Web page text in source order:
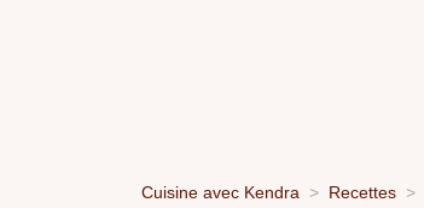
Cuisine avec Kendra Recettes